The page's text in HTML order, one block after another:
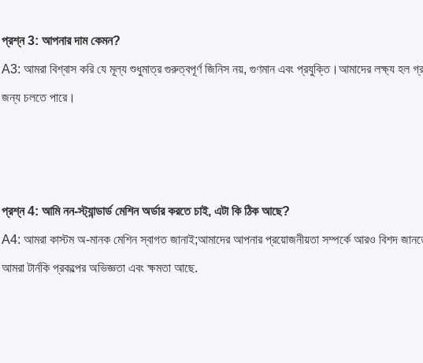
প্রশ্ন 3: আপনার দাম কেমন?
A3: আমরা বিশ্বাস করি যে মূল্য শুধুমাত্র গুরুত্বপূর্ণ জিনিস নয়, গুণমান এবং প্রযুক্তি।আমাদের লক্ষ্য হল
জন্য চলতে পারে।
প্রশ্ন 4: আমি নন-স্ট্যান্ডার্ড মেশিন অর্ডার করতে চাই, এটা কি ঠিক আছে?
A4: আমরা কাস্টম অ-মানক মেশিন স্বাগত জানাই;আমাদের আপনার প্রয়োজনীয়তা সম্পর্কে আরও বিশদ
আমরা টার্নকি প্রকল্পের অভিজ্ঞতা এবং ক্ষমতা আছে.